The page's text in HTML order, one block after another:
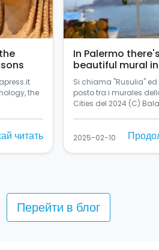
the
читать
In Palermo
beautiful mural
Si chiama "Rusulia"
posto tra i murales
Cities del 2024 (C)
2025-02-10
Перейти в блог